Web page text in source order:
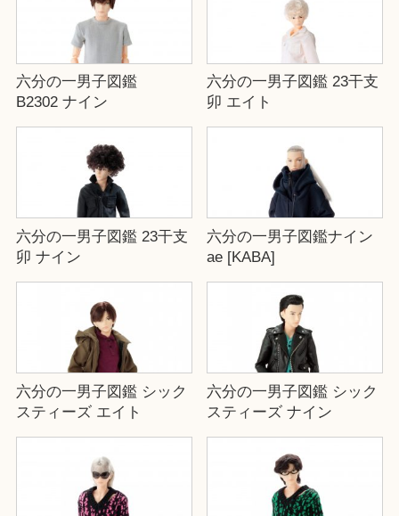
六分の一男子図鑑
B2302 ナイン
六分の一男子図鑑 23干支
卯 エイト
六分の一男子図鑑 23干支
卯 ナイン
六分の一男子図鑑ナイン
ae [KABA]
六分の一男子図鑑 シック
スティーズ エイト
六分の一男子図鑑 シック
スティーズ ナイン